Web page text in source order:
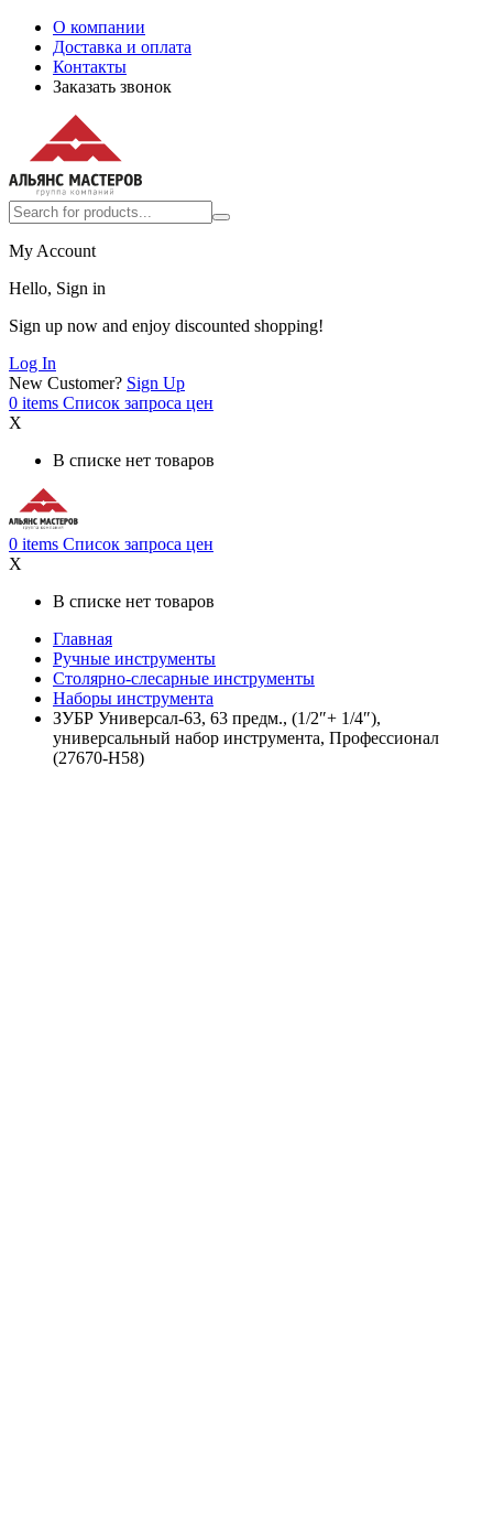
О компании
Доставка и оплата
Контакты
Заказать звонок
My Account
Hello, Sign in
Sign up now and enjoy discounted shopping!
Log In
New Customer? Sign Up
0 items Список запроса цен
X
В списке нет товаров
0 items Список запроса цен
X
В списке нет товаров
Главная
Ручные инструменты
Столярно-слесарные инструменты
Наборы инструмента
ЗУБР Универсал-63, 63 предм., (1/2″+ 1/4″),
универсальный набор инструмента, Профессионал
(27670-H58)